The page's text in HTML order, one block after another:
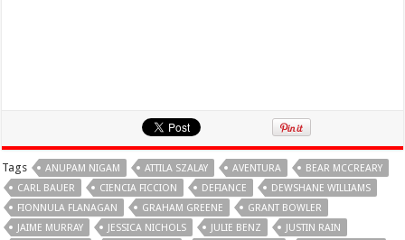
Tags ANUPAM NIGAM ATTILA SZALAY AVENTURA
BEAR MCCREARY
CARL BAUER
CIENCIA FICCION DEFIANCE
DEWSHANE WILLIAMS
FIONNULA FLANAGAN
GRAHAM GREENE
GRANT BOWLER
JAIME MURRAY
JESSICA NICHOLS JULIE BENZ
JUSTIN RAIN